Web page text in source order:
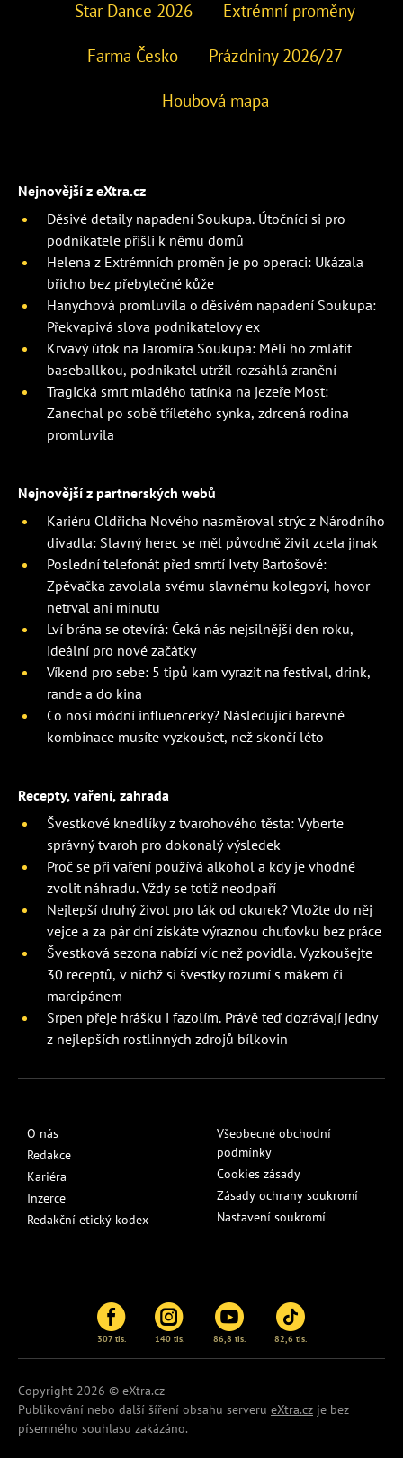
Star Dance 2026 Extrémní proměny
Farma Česko Prázdniny 2026/27
Houbová mapa
Nejnovější z eXtra.cz
Děsivé detaily napadení Soukupa. Útočníci si pro
podnikatele přišli k němu domů
Helena z Extrémních proměn je po operaci: Ukázala
břicho bez přebytečné kůže
Hanychová promluvila o děsivém napadení Soukupa:
Překvapivá slova podnikatelovy ex
Krvavý útok na Jaromíra Soukupa: Měli ho zmlátit
baseballkou, podnikatel utržil rozsáhlá zranění
Tragická smrt mladého tatínka na jezeře Most:
Zanechal po sobě tříletého synka, zdrcená rodina
promluvila
Nejnovější z partnerských webů
Kariéru Oldřicha Nového nasměroval strýc z Národního
divadla: Slavný herec se měl původně živit zcela jinak
Poslední telefonát před smrtí Ivety Bartošové:
Zpěvačka zavolala svému slavnému kolegovi, hovor
netrval ani minutu
Lví brána se otevírá: Čeká nás nejsilnější den roku,
ideální pro nové začátky
Víkend pro sebe: 5 tipů kam vyrazit na festival, drink,
rande a do kina
Co nosí módní influencerky? Následující barevné
kombinace musíte vyzkoušet, než skončí léto
Recepty, vaření, zahrada
Švestkové knedlíky z tvarohového těsta: Vyberte
správný tvaroh pro dokonalý výsledek
Proč se při vaření používá alkohol a kdy je vhodné
zvolit náhradu. Vždy se totiž neodpaří
Nejlepší druhý život pro lák od okurek? Vložte do něj
vejce a za pár dní získáte výraznou chuťovku bez práce
Švestková sezona nabízí víc než povidla. Vyzkoušejte
30 receptů, v nichž si švestky rozumí s mákem či
marcipánem
Srpen přeje hrášku i fazolím. Právě teď dozrávají jedny
z nejlepších rostlinných zdrojů bílkovin
O nás
Redakce
Kariéra
Inzerce
Redakční etický kodex
Všeobecné obchodní
podmínky
Cookies zásady
Zásady ochrany soukromí
Nastavení soukromí
307 tis. 140 tis. 86,8 tis. 82,6 tis.
Copyright 2026 © eXtra.cz
Publikování nebo další šíření obsahu serveru eXtra.cz je bez
písemného souhlasu zakázáno.